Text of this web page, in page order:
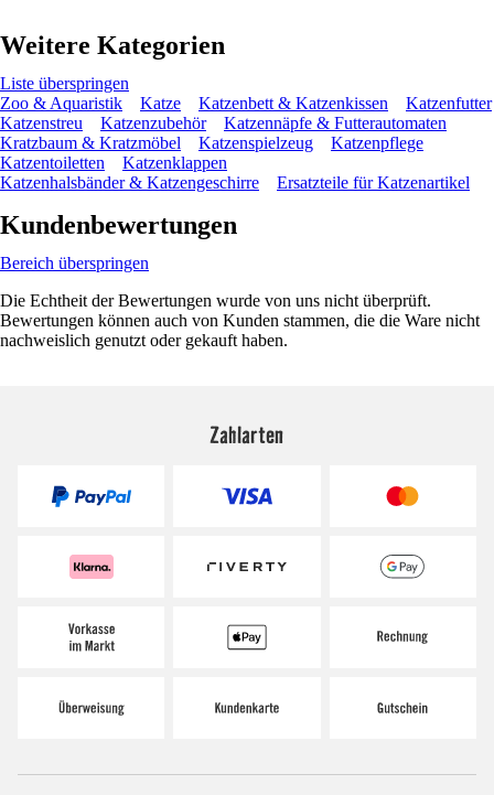
Weitere Kategorien
Liste überspringen
Zoo & Aquaristik
Katze Katzenbett & Katzenkissen
Katzenfutter
Katzenstreu
Katzenzubehör
Katzennäpfe & Futterautomaten
Kratzbaum & Kratzmöbel
Katzenspielzeug
Katzenpflege
Katzentoiletten
Katzenklappen
Katzenhalsbänder & Katzengeschirre
Ersatzteile für Katzenartikel
Kundenbewertungen
Bereich überspringen
Die Echtheit der Bewertungen wurde von uns nicht überprüft.
Bewertungen können auch von Kunden stammen, die die Ware nicht
nachweislich genutzt oder gekauft haben.
Zahlarten